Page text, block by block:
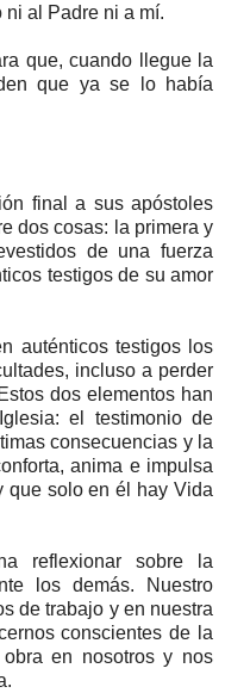
ni al Padre ni a mí.
que, cuando llegue la
que ya se lo había
final a sus apóstoles
dos cosas: la primera y
de una fuerza
testigos de su amor
auténticos testigos los
incluso a perder
dos elementos han
el testimonio de
consecuencias y la
anima e impulsa
que solo en él hay Vida
reflexionar sobre la
los demás. Nuestro
de trabajo y en nuestra
conscientes de la
en nosotros y nos